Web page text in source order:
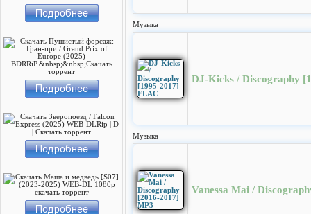
Музыка
DJ-Kicks / Discography
Музыка
Vanessa Mai /